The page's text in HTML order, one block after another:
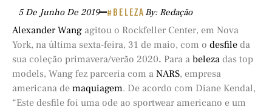
5 De Junho De 2019 #BELEZA By: Redação
Alexander Wang agitou o Rockfeller Center, em Nova
York, na última sexta-feira, 31 de maio, com o desfile da
sua coleção primavera/verão 2020. Para a beleza das top
models, Wang fez parceria com a NARS, empresa
americana de maquiagem. De acordo com Diane Kendal,
“Este desfile foi uma ode ao sportwear americano e um